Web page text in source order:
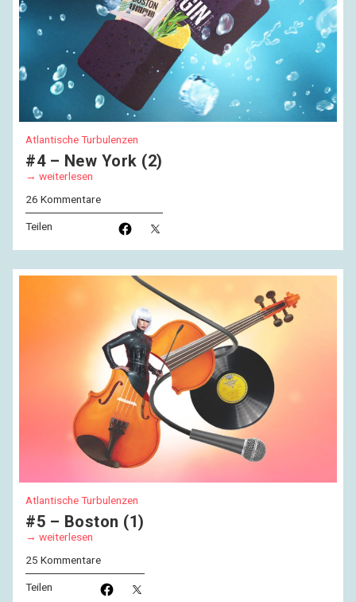
Atlantische Turbulenzen
#4 – New York (2)
weiterlesen
26 Kommentare
Teilen
Atlantische Turbulenzen
#5 – Boston (1)
weiterlesen
25 Kommentare
Teilen